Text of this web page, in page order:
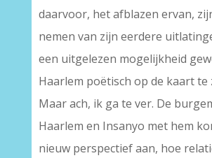
daarvoor, het afblazen ervan,
nemen van zijn eerdere
een uitgelezen mogelijkheid
Haarlem poëtisch op de kaart te
Maar ach, ik ga te ver. De
Haarlem en Insanyo met hem
nieuw perspectief aan, hoe